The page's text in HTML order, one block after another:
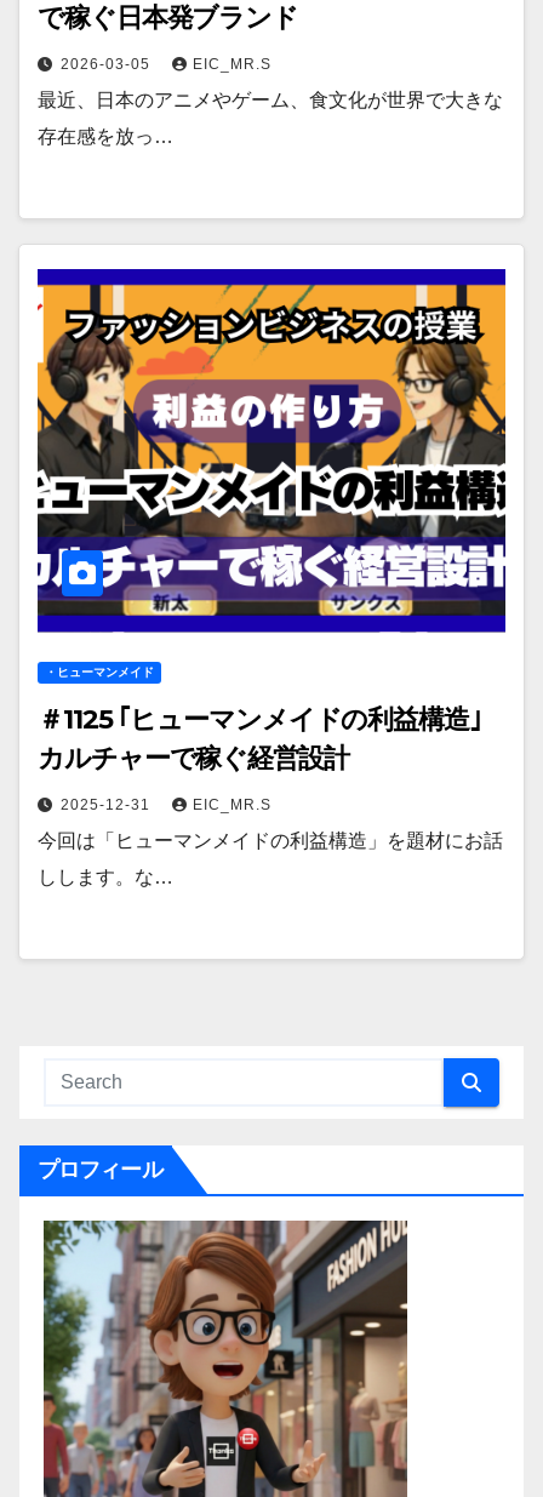
で稼ぐ日本発ブランド
2026-03-05 EIC_MR.S
最近、日本のアニメやゲーム、食文化が世界で大きな
存在感を放っ…
・ヒューマンメイド
＃1125 ｢ヒューマンメイドの利益構造｣
カルチャーで稼ぐ経営設計
2025-12-31 EIC_MR.S
今回は「ヒューマンメイドの利益構造」を題材にお話
しします。な…
プロフィール